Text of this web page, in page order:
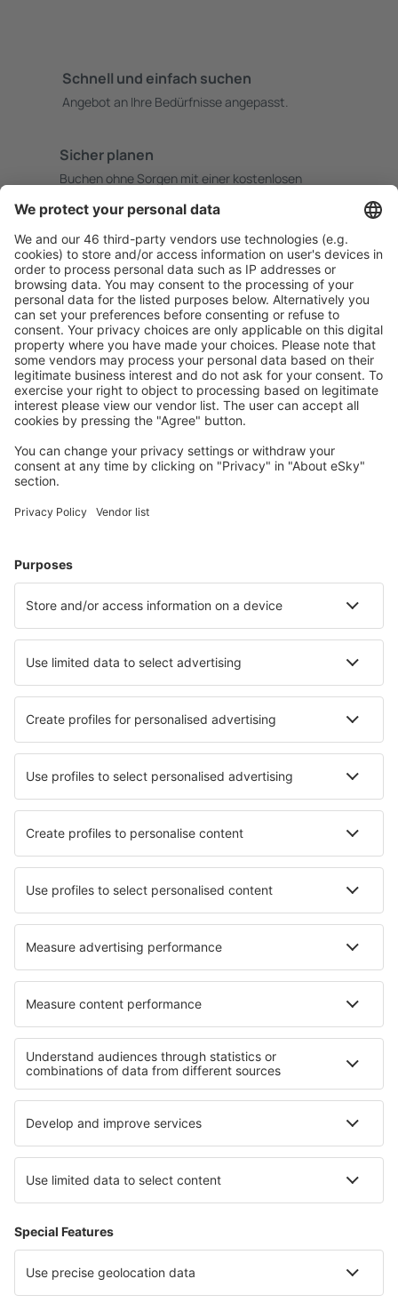
Schnell und einfach suchen
Angebot an Ihre Bedürfnisse angepasst.
Sicher planen
Buchen ohne Sorgen mit einer kostenlosen
Mehr sparen
Attraktive Preise und Spezialangebote für eingeloggte
Benutzer.
Unterkünfte, die Sie mögen
Wählen Sie aus über 1,3 Millionen Unterkünften: Hotels,
Hütten, Apartments und andere.
Unterkünfte in Kanada - Beliebte Städte
Unterkunft in Calgary Unterkunft in Dartmouth
Unterkunft in Fernie Unterkunft in Prince George
Die besten Unterkünfte - Städte
Unterkunft in Atarfe Unterkunft in Vascoeuil
Unterkunft in Naranjos Agrios Unterkunft in Cascade Locks
Unterkunft in Goldsboro Unterkunft in Pasighat
Unterkunft auf Prinz-Edward-Insel
Unterkunft im Banff-Nationalpark
Unterkunft in Aguascalientes Unterkunft Plovdiv province
Unterkunft in der Tafelbucht
Unterkunft im Wildreservat Karongwe